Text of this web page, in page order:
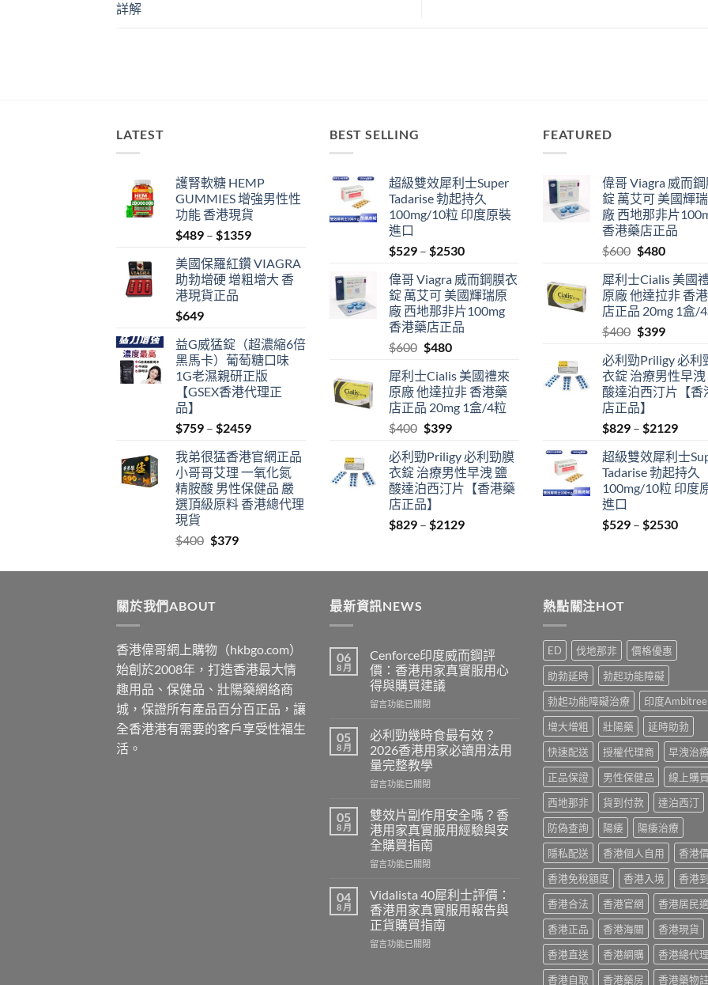
詳解
LATEST
護腎軟糖 HEMP
GUMMIES 增強男性性
功能 香港現貨
$489 – $1359Price
$489
through
美國保羅紅鑽 VIAGRA
助勃增硬 增粗增大 香
港現貨正品
$649
益G威猛錠（超濃縮6倍
黑馬卡）葡萄糖口味
1G老濕親研正版
【GSEX香港代理正
品】
$759 – $2459Price
$759
through
$2459
我弟很猛香港官網正品
小哥哥艾理 一氧化氮
精胺酸 男性保健品 嚴
選頂級原料 香港總代理
現貨
$400 Original
was:
$379Current
is:
BEST SELLING
超級雙效犀利士Super
Tadarise 勃起持久
100mg/10粒 印度原裝
進口
$529 – $2530Price
$529
through
$2530
偉哥 Viagra 威而鋼膜衣
錠 萬艾可 美國輝瑞原
廠 西地那非片100mg
香港藥店正品
$600 Original
was:
$600.
$480Current
is:
$480.
犀利士Cialis 美國禮來
原廠 他達拉非 香港藥
店正品 20mg 1盒/4粒
$400 Original
was:
$400.
$399Current
is:
$399.
必利勁Priligy 必利勁膜
衣錠 治療男性早洩 鹽
酸達泊西汀片【香港藥
店正品】
$829 – $2129Price
through
FEATURED
偉哥 Viagra 威而
錠 萬艾可 美國輝
廠 西地那非片
香港藥店正品
$600 Original
was:
$600.
$480Current
is:
$480.
犀利士Cialis 美國
原廠 他達拉非 香
店正品 20mg 1盒/
$400 Original
was:
$400.
$399Current
is:
$399.
必利勁Priligy 必利
衣錠 治療男性早洩
酸達泊西汀片【香
店正品】
$829 – $2129Price
$829
超級雙效犀利士
Tadarise 勃起持久
100mg/10粒 印度
進口
$529 – $2530Price
關於我們ABOUT
香港偉哥網上購物（hkbgo.com）
始創於2008年，打造香港最大情
趣用品、保健品、壯陽藥網絡商
城，保證所有產品百分百正品，讓
全香港港有需要的客戶享受性福生
活。
最新資訊NEWS
06
8 月
Cenforce印度威而鋼評
價：香港用家真實服用心
得與購買建議
在
印
度
威
而
鋼
價：
香
港
用
家
實
服
用
心
得
留言功能已關閉
05
8 月
必利勁幾時食最有效？
2026香港用家必讀用法用
量完整教學
在
利
勁
幾
時
食
有
效？
2026
香
港
留言功能已關閉
05
8 月
雙效片副作用安全嗎？香
港用家真實服用經驗與安
全購買指南
在
效
片
副
作
用
留言功能已關閉
04
8 月
Vidalista 40犀利士評價：
香港用家真實服用報告與
正貨購買指南
在
留言功能已關閉
熱點關注HOT
ED 伐地那非
價格優惠
助勃延時
勃起功能障礙
勃起功能障礙治療
印度Ambitree
增大增粗
壯陽藥
延時助勃
快速配送
授權代理商
早洩治
正品保證
男性保健品
線上購
西地那非
貨到付款
達泊西汀
防偽查詢
陽痿
陽痿治療
隱私配送
香港個人自用
香港
香港免稅額度
香港入境
香港
香港合法
香港官網
香港居民
香港正品
香港海關
香港現貨
香港直送
香港網購
香港總代
香港自取
香港藥房 香港藥物